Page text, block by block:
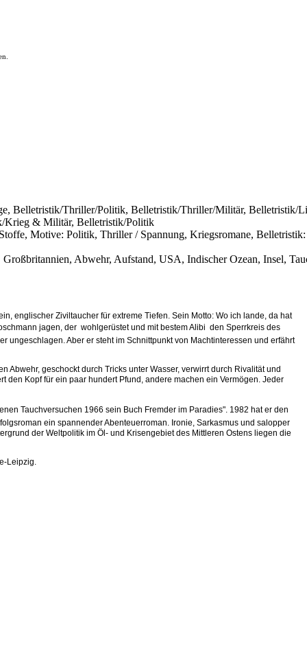
Belletristik/Thriller/Politik, Belletristik/Thriller/Militär, Belletristik/
Krieg & Militär, Belletristik/Politik
Motive: Politik, Thriller / Spannung, Kriegsromane,
Abwehr, Aufstand, USA, Indischer Ozean, Insel,
englischer Ziviltaucher für extreme Tiefen. Sein Motto: Wo ich lande, da hat
jagen, der  wohlgerüstet und mit bestem Alibi  den Sperrkreis des
ungeschlagen. Aber er steht im Schnittpunkt von Machtinteressen und erfährt
Abwehr, geschockt durch Tricks unter Wasser, verwirrt durch Rivalität und
den Kopf für ein paar hundert Pfund, andere machen ein Vermögen. Jeder
Tauchversuchen 1966 sein Buch Fremder im Paradies". 1982 hat er den
ein spannender Abenteuerroman. Ironie, Sarkasmus und salopper
der Weltpolitik im Öl- und Krisengebiet des Mittleren Ostens liegen die
Leipzig.